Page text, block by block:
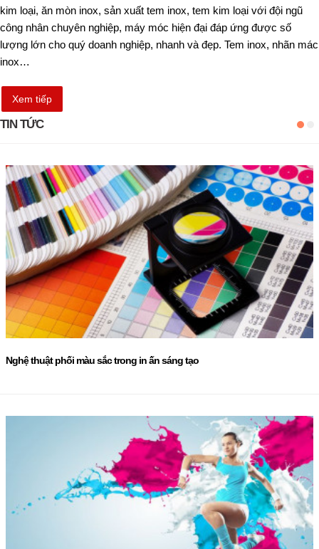
kim loại, ăn mòn inox, sản xuất tem inox, tem kim loại với đội ngũ
công nhân chuyên nghiệp, máy móc hiện đại đáp ứng được số
lượng lớn cho quý doanh nghiệp, nhanh và đẹp. Tem inox, nhãn mác
inox…
Xem tiếp
TIN TỨC
Nghệ thuật phối màu sắc trong in ấn sáng tạo